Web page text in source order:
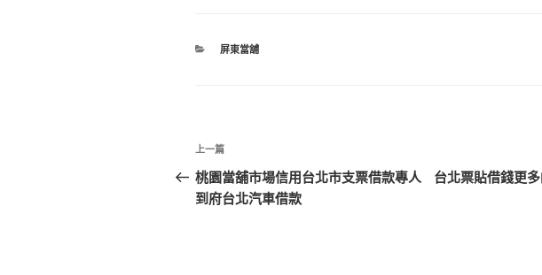
分
屏東當舖
文
章
導
上
一
篇
上一篇
桃園當舖市場信用台北市支票借款專人
到府台北汽車借款
台北票貼借錢更